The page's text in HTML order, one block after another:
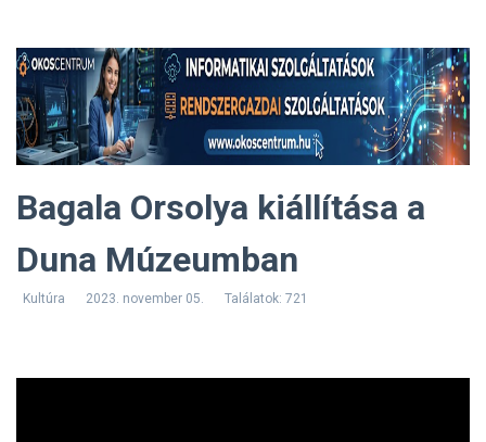
Bagala Orsolya kiállítása a
Duna Múzeumban
Kultúra 2023. november 05. Találatok: 721